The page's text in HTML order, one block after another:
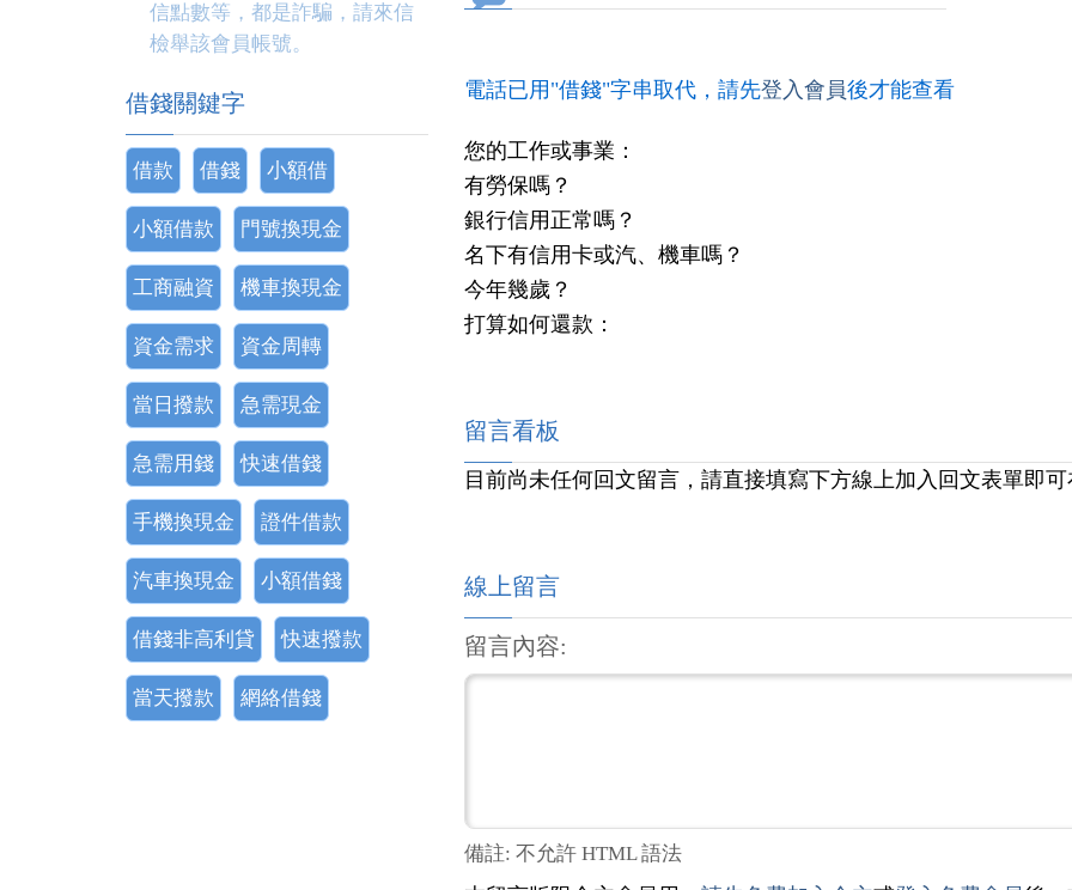
信點數等，都是詐騙，請來信
檢舉該會員帳號。
借錢關鍵字
借款 借錢 小額借
小額借款 門號換現金
工商融資 機車換現金
資金需求 資金周轉
當日撥款 急需現金
急需用錢 快速借錢
手機換現金 證件借款
汽車換現金 小額借錢
借錢非高利貸 快速撥款
當天撥款 網絡借錢
電話已用"借錢"字串取代，請先登入會員後才能查看
您的工作或事業：
有勞保嗎？
銀行信用正常嗎？
名下有信用卡或汽、機車嗎？
今年幾歲？
打算如何還款：
留言看板
目前尚未任何回文留言，請直接填寫下方線上加入回文表單即
線上留言
留言內容:
備註: 不允許 HTML 語法